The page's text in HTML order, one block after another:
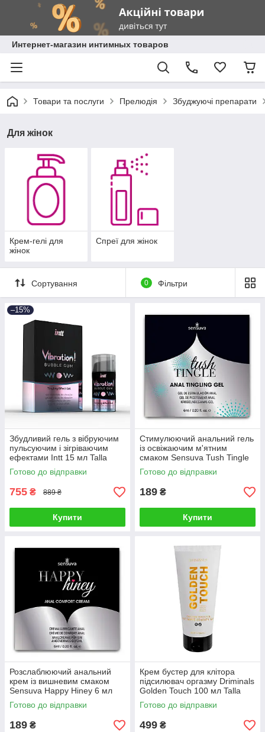
Интернет-магазин интимных товаров
Товари та послуги Прелюдія Збуджуючі препарати
Для жінок
Крем-гелі для
жінок
Спреї для жінок
Сортування 0 Фільтри
–15%
Збудливий гель з вібруючим
пульсуючим і зігріваючим
ефектами Intt 15 мл Talla
Готово до відправки
755 ₴ 889 ₴
Купити
Стимулюючий анальний гель
із освіжаючим м'ятним
смаком Sensuva Tush Tingle
6 мл Talla
Готово до відправки
189 ₴
Купити
Розслаблюючий анальний
крем із вишневим смаком
Sensuva Happy Hiney 6 мл
Talla
Готово до відправки
189 ₴
Крем бустер для клітора
підсилювач оргазму Driminals
Golden Touch 100 мл Talla
Готово до відправки
499 ₴